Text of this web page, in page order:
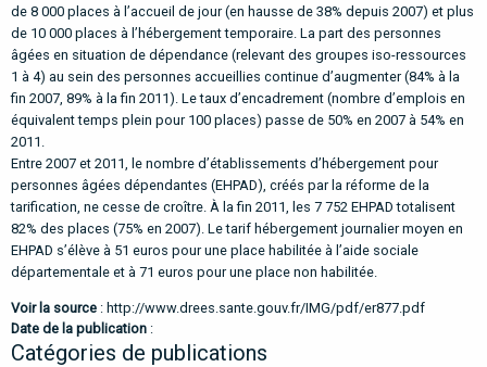
de 8 000 places à l’accueil de jour (en hausse de 38% depuis 2007) et plus
de 10 000 places à l’hébergement temporaire. La part des personnes
âgées en situation de dépendance (relevant des groupes iso-ressources
1 à 4) au sein des personnes accueillies continue d’augmenter (84% à la
fin 2007, 89% à la fin 2011). Le taux d’encadrement (nombre d’emplois en
équivalent temps plein pour 100 places) passe de 50% en 2007 à 54% en
2011.
Entre 2007 et 2011, le nombre d’établissements d’hébergement pour
personnes âgées dépendantes (EHPAD), créés par la réforme de la
tarification, ne cesse de croître. À la fin 2011, les 7 752 EHPAD totalisent
82% des places (75% en 2007). Le tarif hébergement journalier moyen en
EHPAD s’élève à 51 euros pour une place habilitée à l’aide sociale
départementale et à 71 euros pour une place non habilitée.
Voir la source : http://www.drees.sante.gouv.fr/IMG/pdf/er877.pdf
Date de la publication :
Catégories de publications